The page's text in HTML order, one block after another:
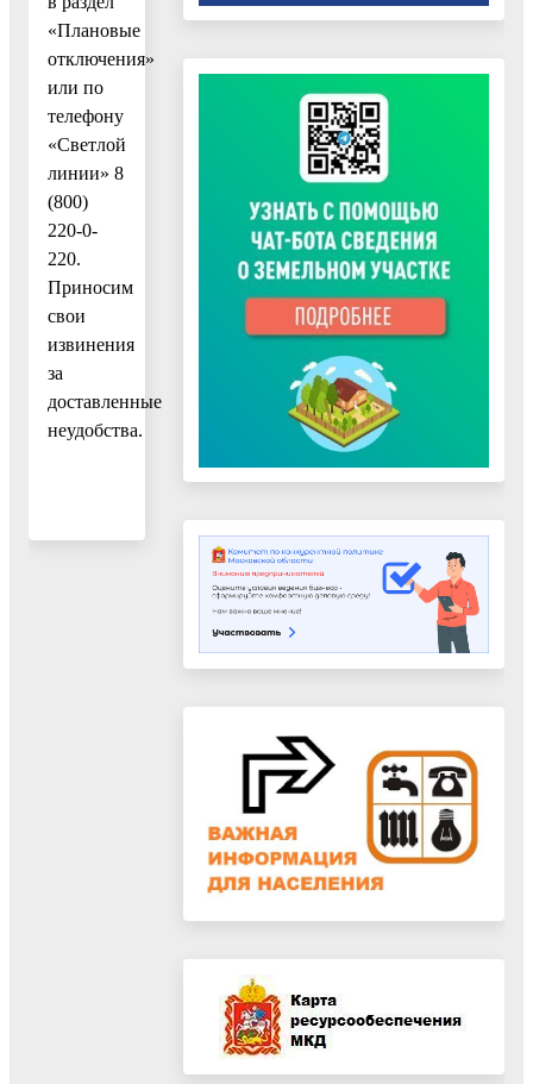
«Плановые
отключения»
или по
телефону
«Светлой
линии» 8
(800)
220-0-
220.
Приносим
свои
извинения
за
доставленные
неудобства.